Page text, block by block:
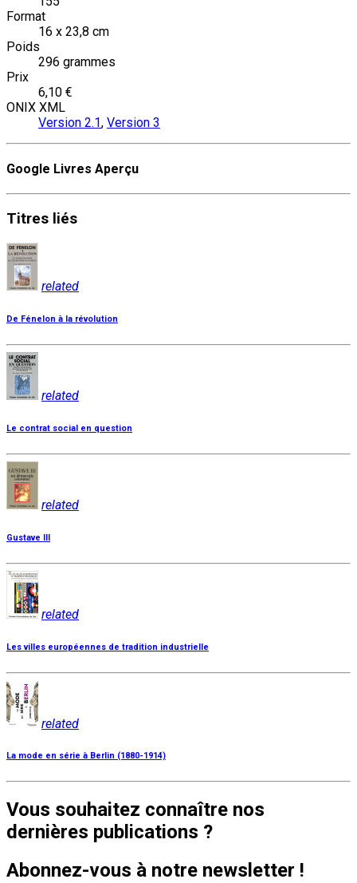
Format
16 x 23,8 cm
Poids
296 grammes
Prix
6,10 €
ONIX XML
Version 2.1, Version 3
Google Livres Aperçu
Titres liés
related
De Fénelon à la révolution
related
Le contrat social en question
related
Gustave III
related
Les villes européennes de tradition industrielle
related
La mode en série à Berlin (1880-1914)
Vous souhaitez connaître nos
dernières publications ?
Abonnez-vous à notre newsletter !